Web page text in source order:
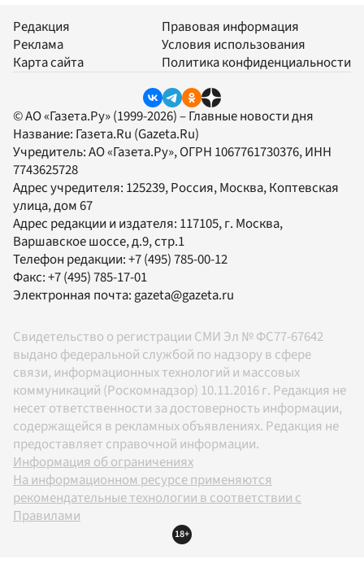
Редакция
Реклама
Карта сайта
Правовая информация
Условия использования
Политика конфиденциальности
© АО «Газета.Ру» (1999-2026) – Главные новости дня
Название: Газета.Ru (Gazeta.Ru)
Учредитель:АО «Газета.Ру», ОГРН 1067761730376, ИНН
7743625728
Адрес учредителя: 125239, Россия, Москва, Коптевская
улица, дом 67
Адрес редакции и издателя: 117105, г. Москва,
Варшавское шоссе, д.9, стр.1
Телефон редакции:+7 (495) 785-00-12
Факс:+7 (495) 785-17-01
Электронная почта:gazeta@gazeta.ru
Свидетельство о регистрации СМИ Эл № ФС77-67642
выдано федеральной службой по надзору в сфере
связи, информационных технологий и массовых
коммуникаций (Роскомнадзор) 10.11.2016 г. Редакция не
несет ответственности за достоверность информации,
содержащейся в рекламных объявлениях. Редакция не
предоставляет справочной информации.
Информация об ограничениях
На информационном ресурсе применяются
рекомендательные технологии в соответствии с
Правилами
18+